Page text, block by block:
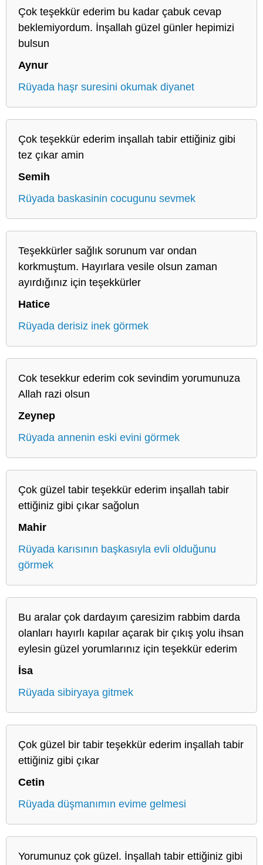
Çok teşekkür ederim bu kadar çabuk cevap
beklemiyordum. İnşallah güzel günler hepimizi
bulsun
Aynur
Rüyada haşr suresini okumak diyanet
Çok teşekkür ederim inşallah tabir ettiğiniz gibi
tez çıkar amin
Semih
Rüyada baskasinin cocugunu sevmek
Teşekkürler sağlık sorunum var ondan
korkmuştum. Hayırlara vesile olsun zaman
ayırdığınız için teşekkürler
Hatice
Rüyada derisiz inek görmek
Cok tesekkur ederim cok sevindim yorumunuza
Allah razi olsun
Zeynep
Rüyada annenin eski evini görmek
Çok güzel tabir teşekkür ederim inşallah tabir
ettiğiniz gibi çıkar sağolun
Mahir
Rüyada karısının başkasıyla evli olduğunu
görmek
Bu aralar çok dardayım çaresizim rabbim darda
olanları hayırlı kapılar açarak bir çıkış yolu ihsan
eylesin güzel yorumlarınız için teşekkür ederim
İsa
Rüyada sibiryaya gitmek
Çok güzel bir tabir teşekkür ederim inşallah tabir
ettiğiniz gibi çıkar
Cetin
Rüyada düşmanımın evime gelmesi
Yorumunuz çok güzel. İnşallah tabir ettiğiniz gibi